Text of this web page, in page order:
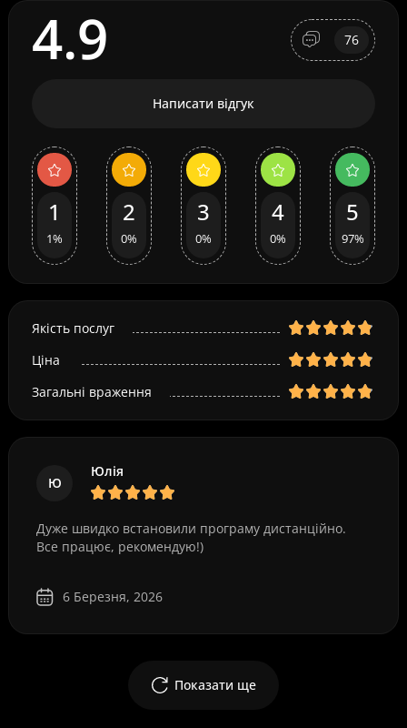
4.9 76
Написати відгук
1
1%
2
0%
3
0%
4
0%
5
97%
Якість послуг
Ціна
Загальні враження
Ю
Юлія
Дуже швидко встановили програму дистанційно.
Все працює, рекомендую!)
6 Березня, 2026
Показати ще